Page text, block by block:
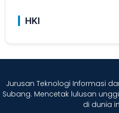
HKI
Jurusan Teknologi Informasi
Subang. Mencetak lulusan
di dunia